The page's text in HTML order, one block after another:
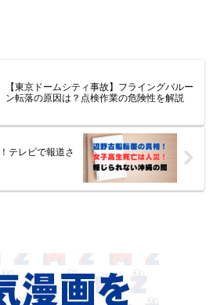
【東京ドームシティ事故】フライングバルー
ン転落の原因は？点検作業の危険性を解説
テレビで報道さ